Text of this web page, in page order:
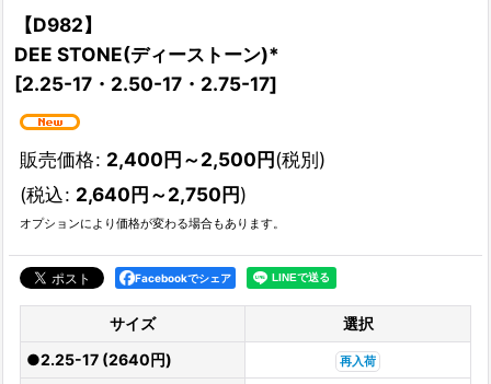
【D982】
DEE STONE(ディーストーン)*
[2.25-17・2.50-17・2.75-17]
販売価格: 2,400円～2,500円(税別)
(税込: 2,640円～2,750円)
オプションにより価格が変わる場合もあります。
Facebookでシェア
サイズ
選択
●2.25-17 (2640円)
再入荷